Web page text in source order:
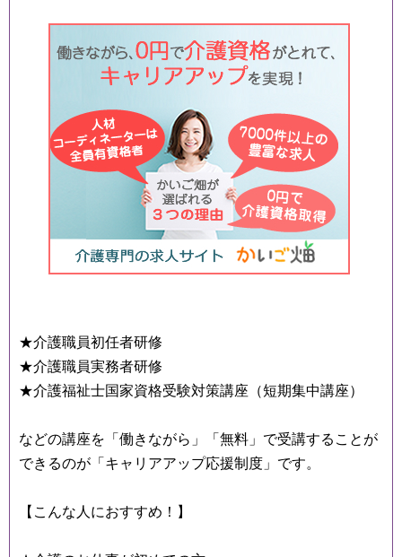
★介護職員初任者研修
★介護職員実務者研修
★介護福祉士国家資格受験対策講座（短期集中講座）
などの講座を「働きながら」「無料」で受講することが
できるのが「キャリアアップ応援制度」です。
【こんな人におすすめ！】